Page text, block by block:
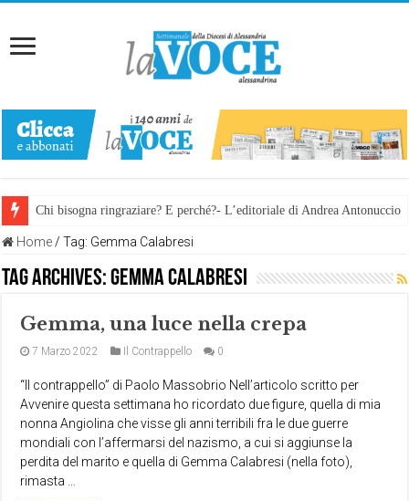
Chi bisogna ringraziare? E perché?- L’editoriale di Andrea Antonuccio
Home / Tag: Gemma Calabresi
Tag Archives:Gemma Calabresi
Gemma, una luce nella crepa
7 Marzo 2022 Il Contrappello 0
“Il contrappello” di Paolo Massobrio Nell’articolo scritto per
Avvenire questa settimana ho ricordato due figure, quella di mia
nonna Angiolina che visse gli anni terribili fra le due guerre
mondiali con l’affermarsi del nazismo, a cui si aggiunse la
perdita del marito e quella di Gemma Calabresi (nella foto),
rimasta …